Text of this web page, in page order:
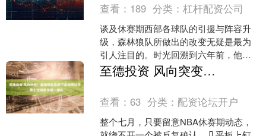
查看： 189 分类：杠杆配资公司
谈及休赛期西部各球队的引援与阵容升
级，森林狼队所做出的改变无疑是最为
引人注目的。时光回溯到六年前，他们
凭借手中的状元签，毅然决然地选中了
潜力无限的华子；而今夏，....
至德投资 风向突变！詹姆斯休赛期下家格局改写，勇士逆势跻身第一梯队
查看：63 分类： 配资论坛开户
整个七月，只要留意NBA休赛期动态，